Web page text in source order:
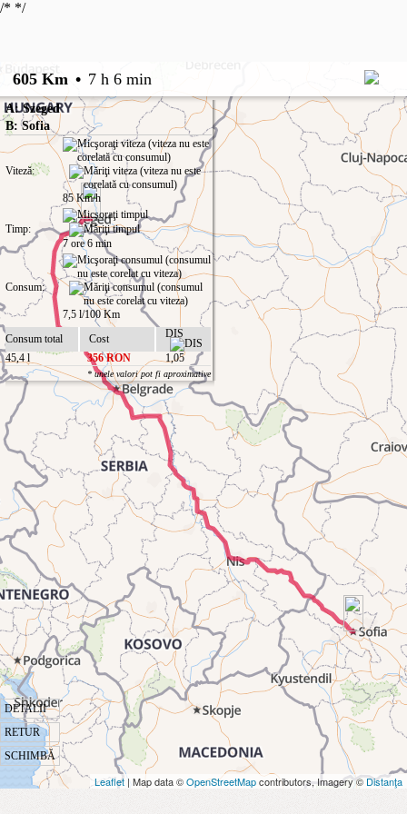
/* */
605 Km • 7 h 6 min
DETALII
RETUR
SCHIMBĂ
A: Szeged
B: Sofia
Viteză:
85 Km/h
Timp:
7 ore 6 min
Consum:
7,5 l/100 Km
Consum total
Cost
DIS
45,4 l
356 RON 1,05
* unele valori pot fi aproximative